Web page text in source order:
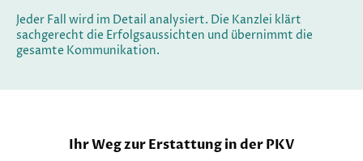
Jeder Fall wird im Detail analysiert. Die Kanzlei klärt
sachgerecht die Erfolgsaussichten und übernimmt die
gesamte Kommunikation.
Ihr Weg zur Erstattung in der PKV